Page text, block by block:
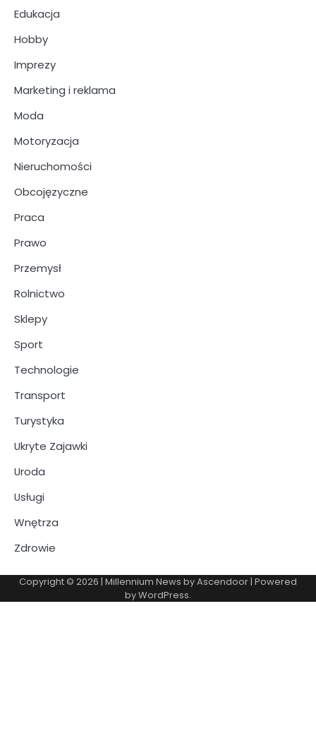
Edukacja
Hobby
Imprezy
Marketing i reklama
Moda
Motoryzacja
Nieruchomości
Obcojęzyczne
Praca
Prawo
Przemysł
Rolnictwo
Sklepy
Sport
Technologie
Transport
Turystyka
Ukryte Zajawki
Uroda
Usługi
Wnętrza
Zdrowie
Copyright © 2026 | Millennium News byAscendoor | Powered
byWordPress.